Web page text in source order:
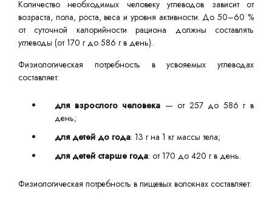
Количество необходимых человеку углеводов зависит от
возраста, пола, роста, веса и уровня активности. До 50–60 %
от суточной калорийности рациона должны составлять
углеводы (от 170 г до 586 г в день).
Физиологическая потребность в усвояемых углеводах
составляет:
для взрослого человека — от 257 до 586 г в
день;
для детей до года: 13 г на 1 кг массы тела;
для детей старше года: от 170 до 420 г в день.
Физиологическая потребность в пищевых волокнах составляет: